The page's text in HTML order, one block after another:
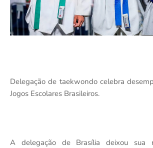
Delegação de taekwondo celebra
Jogos Escolares Brasileiros.
A delegação de Brasília deixou sua